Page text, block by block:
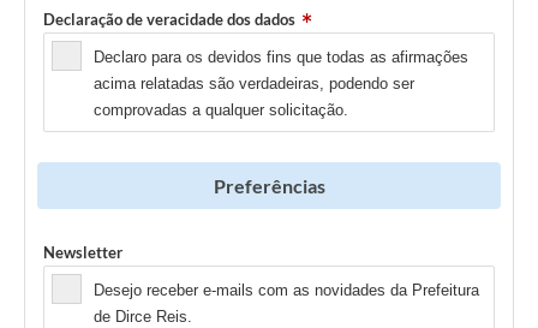
Declaração de veracidade dos dados
Declaro para os devidos fins que todas as afirmações
acima relatadas são verdadeiras, podendo ser
comprovadas a qualquer solicitação.
Preferências
Newsletter
Desejo receber e-mails com as novidades da Prefeitura
de Dirce Reis.